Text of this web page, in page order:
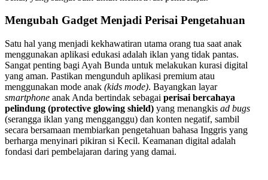
Mengubah Gadget Menjadi Perisai Pengetahuan
Satu hal yang menjadi kekhawatiran utama orang tua saat anak
menggunakan aplikasi edukasi adalah iklan yang tidak pantas.
Sangat penting bagi Ayah Bunda untuk melakukan kurasi digital
yang aman. Pastikan mengunduh aplikasi premium atau
menggunakan mode anak (kids mode). Bayangkan layar
smartphone anak Anda bertindak sebagai perisai bercahaya
pelindung (protective glowing shield) yang menangkis ad bugs
(serangga iklan yang mengganggu) dan konten negatif, sambil
secara bersamaan membiarkan pengetahuan bahasa Inggris yang
berharga menyinari pikiran si Kecil. Keamanan digital adalah
fondasi dari pembelajaran daring yang damai.